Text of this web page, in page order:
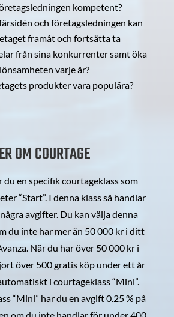
kompetent?
och företagsledningen kan
framåt och fortsätta ta
från sina konkurrenter samt öka
lönsamheten varje år?
produkter vara populära?
OM COURTAGE
du en specifik courtageklass som
“Start”. I denna klass så handlar
avgifter. Du kan välja denna
du inte har mer än 50 000 kr i ditt
När du har över 50 000 kr i
över 500 gratis köp under ett år
i courtageklass “Mini”.
“Mini” har du en avgift 0.25 % på